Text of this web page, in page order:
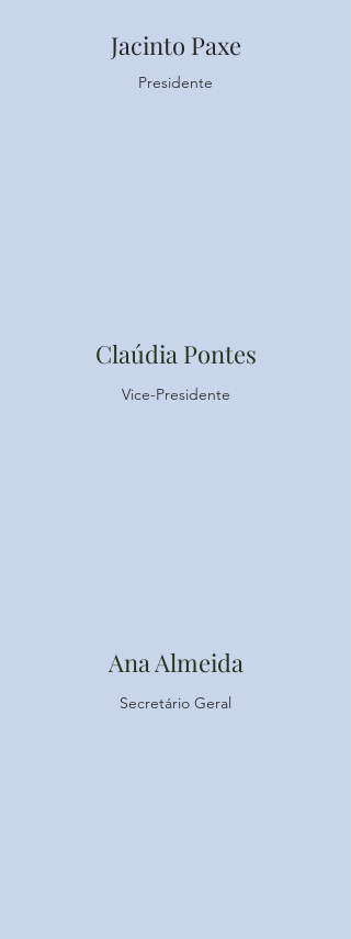
Jacinto Paxe
Presidente
Claúdia Pontes
Vice-Presidente
Ana Almeida
Secretário Geral